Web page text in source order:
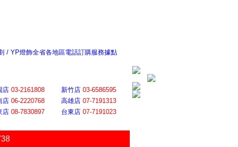
/ YP燈飾全省各地區電話訂購服務據點
店 03-2161808 新竹店 03-6586595
店 06-2220768 高雄店 07-7191313
店 08-7830897 台東店 07-7191023